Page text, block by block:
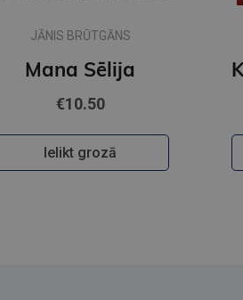
JĀNIS BRŪTGĀNS
Mana Sēlija
€10.50
Ielikt grozā